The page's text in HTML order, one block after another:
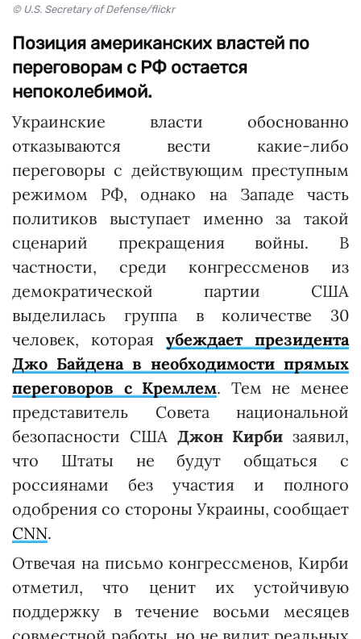
© U.S. Secretary of Defense/flickr
Позиция американских властей по
переговорам с РФ остается
непоколебимой.
Украинские власти обоснованно
отказываются вести какие-либо
переговоры с действующим преступным
режимом РФ, однако на Западе часть
политиков выступает именно за такой
сценарий прекращения войны. В
частности, среди конгрессменов из
демократической партии США
выделилась группа в количестве 30
человек, которая убеждает президента
Джо Байдена в необходимости прямых
переговоров с Кремлем. Тем не менее
представитель Совета национальной
безопасности США Джон Кирби заявил,
что Штаты не будут общаться с
россиянами без участия и полного
одобрения со стороны Украины, сообщает
CNN.
Отвечая на письмо конгрессменов, Кирби
отметил, что ценит их устойчивую
поддержку в течение восьми месяцев